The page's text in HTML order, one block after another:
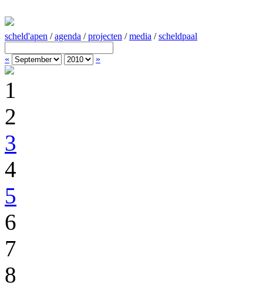
scheld'apen /agenda /projecten /media /scheldpaal
« »
1
2
3
4
5
6
7
8